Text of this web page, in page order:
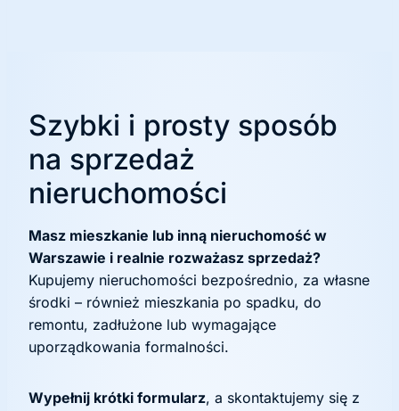
Szybki i prosty sposób
na sprzedaż
nieruchomości
Masz mieszkanie lub inną nieruchomość w
Warszawie i realnie rozważasz sprzedaż?
Kupujemy nieruchomości bezpośrednio, za własne
środki – również mieszkania po spadku, do
remontu, zadłużone lub wymagające
uporządkowania formalności.
Wypełnij krótki formularz, a skontaktujemy się z